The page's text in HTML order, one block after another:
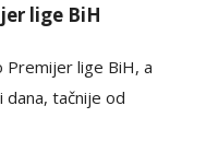
lige BiH
Premijer lige BiH, a
tačnije od